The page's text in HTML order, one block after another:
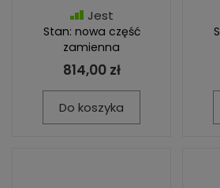
Jest
Stan: nowa część
zamienna
814,00 zł
Do koszyka